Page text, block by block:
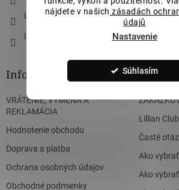
nájdete v našich zásadách
údajů
Nastavenie
Súhlasím
Lillian Vassago Jewellery
Informácie pre vás
VRÁTENIE, VÝMENA A
REKLAMÁCIA
Hodnotenie obchodu
Doprava a platba
Ochrana osobných údajov
Obchodné podmienky
Lillian Club
Časté
Ako
Ako